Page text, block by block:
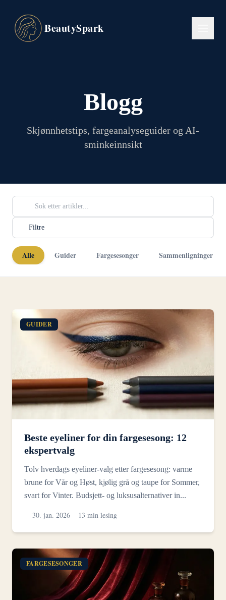
BeautySpark
Blogg
Skjønnhetstips, fargeanalyseguider og AI-
sminkeinnsikt
Filtre
Alle Guider Fargesesonger Sammenligninger
GUIDER
Beste eyeliner for din fargesesong: 12
ekspertvalg
Tolv hverdags eyeliner-valg etter fargesesong: varme
brune for Vår og Høst, kjølig grå og taupe for Sommer,
svart for Vinter. Budsjett- og luksusalternativer in...
30. jan. 2026 13 min lesing
FARGESESONGER